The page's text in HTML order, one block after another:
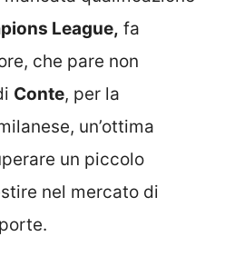
League, fa
che pare non
Conte, per la
un’ottima
un piccolo
nel mercato di